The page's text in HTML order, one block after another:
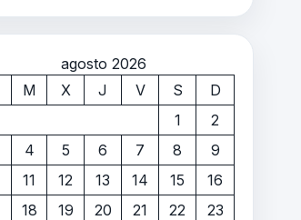
agosto 2026
M X J V S
D
1
2
4 5 6 7 8
9
11 12 13 14 15
16
18 19 20 21 22
23